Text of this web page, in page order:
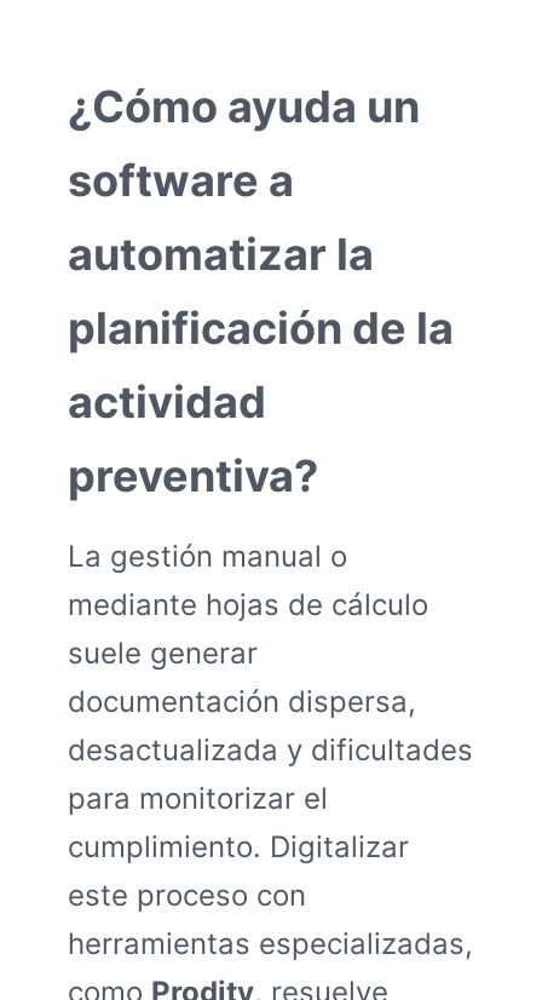
¿Cómo ayuda un
software a
automatizar la
planificación de la
actividad
preventiva?
La gestión manual o
mediante hojas de cálculo
suele generar
documentación dispersa,
desactualizada y dificultades
para monitorizar el
cumplimiento. Digitalizar
este proceso con
herramientas especializadas,
como Prodity, resuelve